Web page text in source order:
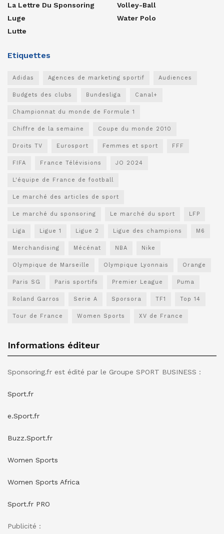
La Lettre Du Sponsoring
Luge
Lutte
Volley-Ball
Water Polo
Etiquettes
Adidas Agences de marketing sportif Audiences
Budgets des clubs Bundesliga Canal+
Championnat du monde de Formule 1
Chiffre de la semaine Coupe du monde 2010
Droits TV Eurosport Femmes et sport FFF
FIFA France Télévisions JO 2024
L'équipe de France de football
Le marché des articles de sport
Le marché du sponsoring Le marché du sport LFP
Liga Ligue 1 Ligue 2 Ligue des champions M6
Merchandising Mécénat NBA Nike
Olympique de Marseille Olympique Lyonnais Orange
Paris SG Paris sportifs Premier League Puma
Roland Garros Serie A Sporsora TF1 Top 14
Tour de France Women Sports XV de France
Informations éditeur
Sponsoring.fr est édité par le Groupe SPORT BUSINESS :
Sport.fr
e.Sport.fr
Buzz.Sport.fr
Women Sports
Women Sports Africa
Sport.fr PRO
Publicité :